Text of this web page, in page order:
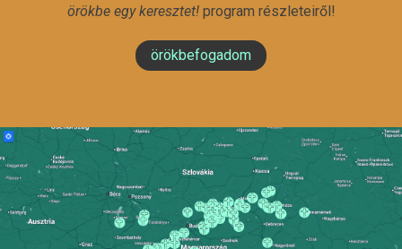
örökbe egy keresztet!program részleteiről!
örökbefogadom